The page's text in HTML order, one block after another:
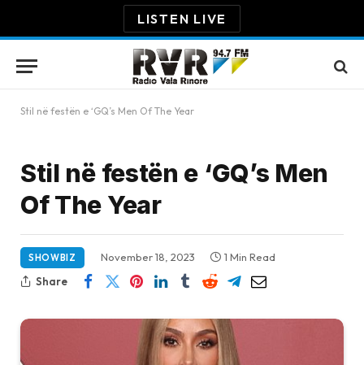
LISTEN LIVE
Stil në festën e ‘GQ’s Men Of The Year
Stil në festën e ‘GQ’s Men
Of The Year
SHOWBIZ November 18, 2023
1 Min Read
Share